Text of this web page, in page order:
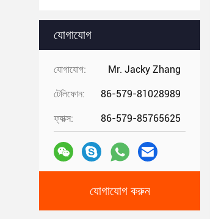
যোগাযোগ
যোগাযোগ: Mr. Jacky Zhang
টেলিফোন: 86-579-81028989
ফ্যাক্স: 86-579-85765625
যোগাযোগ করুন